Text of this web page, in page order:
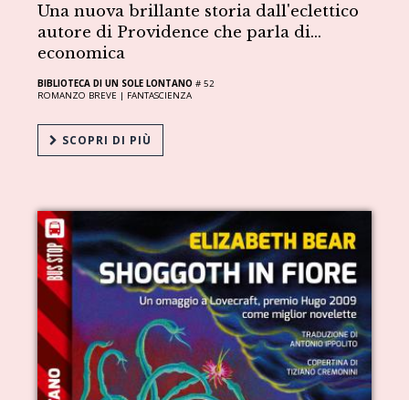
Una nuova brillante storia dall'eclettico
autore di Providence che parla di…
economica
BIBLIOTECA DI UN SOLE LONTANO # 52
ROMANZO BREVE | FANTASCIENZA
SCOPRI DI PIÙ